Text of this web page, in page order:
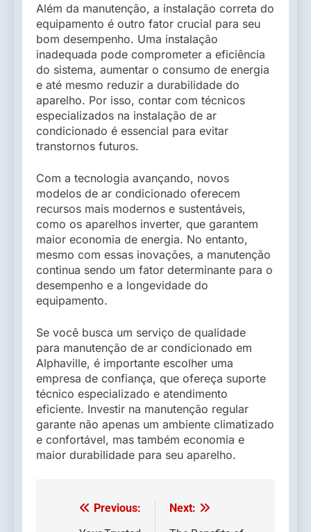
Além da manutenção, a instalação correta do
equipamento é outro fator crucial para seu
bom desempenho. Uma instalação
inadequada pode comprometer a eficiência
do sistema, aumentar o consumo de energia
e até mesmo reduzir a durabilidade do
aparelho. Por isso, contar com técnicos
especializados na instalação de ar
condicionado é essencial para evitar
transtornos futuros.
Com a tecnologia avançando, novos
modelos de ar condicionado oferecem
recursos mais modernos e sustentáveis,
como os aparelhos inverter, que garantem
maior economia de energia. No entanto,
mesmo com essas inovações, a manutenção
continua sendo um fator determinante para o
desempenho e a longevidade do
equipamento.
Se você busca um serviço de qualidade
para manutenção de ar condicionado em
Alphaville, é importante escolher uma
empresa de confiança, que ofereça suporte
técnico especializado e atendimento
eficiente. Investir na manutenção regular
garante não apenas um ambiente climatizado
e confortável, mas também economia e
maior durabilidade para seu aparelho.
Post
Previous:
Next: